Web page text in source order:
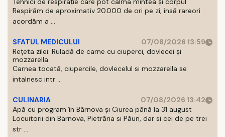
Respirăm de aproximativ 20.000 de ori pe zi, insă rareori
acordăm a ...
SFATUL MEDICULUI
07/08/2026 13:59
Rețeta zilei: Ruladă de carne cu ciuperci, dovlecei și
mozzarella
Carnea tocată, ciupercile, dovlecelul si mozzarella se
intalnesc intr ...
CULINARIA
07/08/2026 13:42
Apă cu program în Bârnova și Ciurea până la 31 august
Locuitorii din Barnova, Pietrăria si Păun, dar si cei de pe trei
str ...